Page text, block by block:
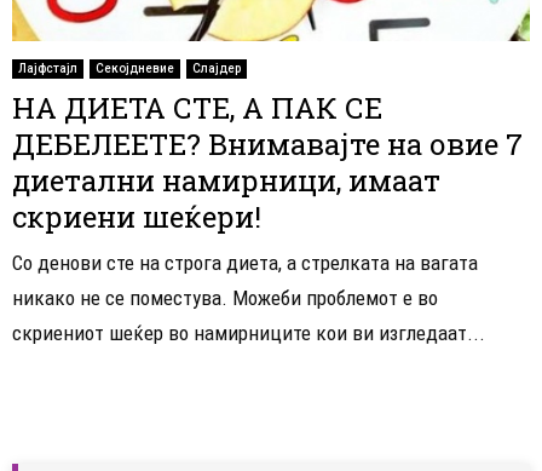
Лајфстајл Секојдневие Слајдер
НА ДИЕТА СТЕ, А ПАК СЕ
ДЕБЕЛЕЕТЕ? Внимавајте на овие 7
диетални намирници, имаат
скриени шеќери!
Со денови сте на строга диета, а стрелката на вагата
никако не се поместува. Можеби проблемот е во
скриениот шеќер во намирниците кои ви изгледаат...